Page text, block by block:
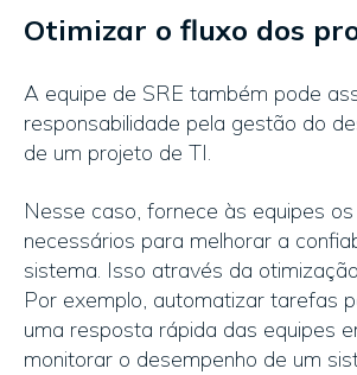
Otimizar o fluxo dos
A equipe de SRE também pode
responsabilidade pela gestão do
de um projeto de TI.
Nesse caso, fornece às equipes
necessários para melhorar a
sistema. Isso através da
Por exemplo, automatizar tarefas
uma resposta rápida das equipes
monitorar o desempenho de um